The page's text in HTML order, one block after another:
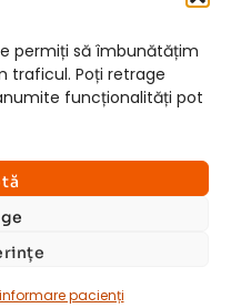
permiți să îmbunătățim
traficul. Poți retrage
funcționalități pot
pacienți
×